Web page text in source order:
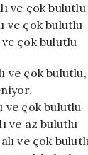
ve çok bulutlu
ve çok bulutlu
ve çok bulutlu
ve çok
ve çok bulutlu
ve az bulutlu
ve çok